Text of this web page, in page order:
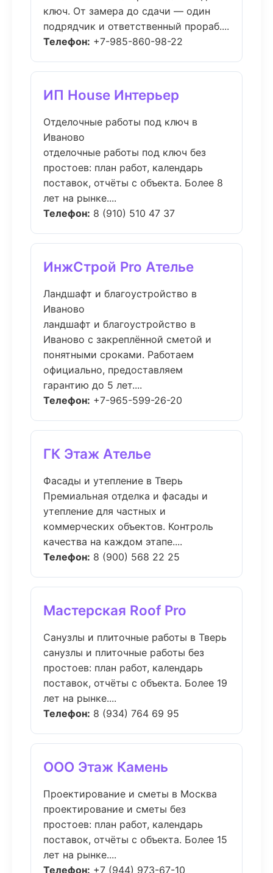
ключ. От замера до сдачи — один
подрядчик и ответственный прораб....
Телефон: +7-985-860-98-22
ИП House Интерьер
Отделочные работы под ключ в
Иваново
отделочные работы под ключ без
простоев: план работ, календарь
поставок, отчёты с объекта. Более 8
лет на рынке....
Телефон: 8 (910) 510 47 37
ИнжСтрой Pro Ателье
Ландшафт и благоустройство в
Иваново
ландшафт и благоустройство в
Иваново с закреплённой сметой и
понятными сроками. Работаем
официально, предоставляем
гарантию до 5 лет....
Телефон: +7-965-599-26-20
ГК Этаж Ателье
Фасады и утепление в Тверь
Премиальная отделка и фасады и
утепление для частных и
коммерческих объектов. Контроль
качества на каждом этапе....
Телефон: 8 (900) 568 22 25
Мастерская Roof Pro
Санузлы и плиточные работы в Тверь
санузлы и плиточные работы без
простоев: план работ, календарь
поставок, отчёты с объекта. Более 19
лет на рынке....
Телефон: 8 (934) 764 69 95
ООО Этаж Камень
Проектирование и сметы в Москва
проектирование и сметы без
простоев: план работ, календарь
поставок, отчёты с объекта. Более 15
лет на рынке....
Телефон: +7 (944) 973-67-10